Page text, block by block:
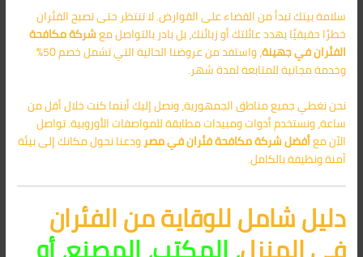
سلامة بيتك تبدأ من القضاء على القوارض. لا تنتظر حتى تصبح الفئران
خطرًا حقيقيًا يهدد عائلتك أو زبائنك، بل بادر بالتواصل معشركة مكافحة
الفئران في جهينة
، واستفد من عروضنا الحالية التي تشمل خصم 50%
وخدمة مجانية للمتابعة لمدة شهر.
نحن نغطي جميع مناطق الجمهورية، ونصل إليك أينما كنت خلال أقل من
ساعة، ونستخدم أدوات ومبيدات مطابقة للمواصفات الأوروبية. تواصل
الآن معأفضلشركة مكافحة فئران في مصرودعنا نحول مكانك إلى بيئة
آمنة ونظيفة بالكامل.
دليل شامل للوقاية من الفئران